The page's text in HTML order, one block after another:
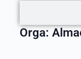
Orga: